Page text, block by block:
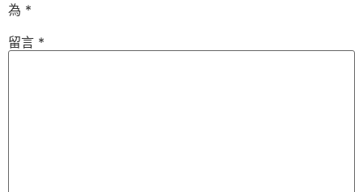
為 *
留言 *